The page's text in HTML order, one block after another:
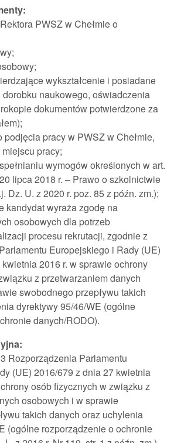
PWSZ w Chełmie o
wykształcenie i posiadane
naukowego, oświadczenia
dokumentów potwierdzone za
pracy w PWSZ w Chełmie,
pracy;
wymogów określonych w art.
lipca 2018 r. – Prawo o szkolnictwie
Dz. U. z 2020 r. poz. 85 z późn. zm.);
kandydat wyraża zgodę na
osobowych dla potrzeb
procesu rekrutacji, zgodnie z
Europejskiego i Rady (UE)
2016 r. w sprawie ochrony
z przetwarzaniem danych
swobodnego przepływu takich
dyrektywy 95/46/WE (ogólne
danych/RODO).
Rozporządzenia Parlamentu
(UE) 2016/679 z dnia 27 kwietnia
osób fizycznych w związku z
osobowych i w sprawie
takich danych oraz uchylenia
(ogólne rozporządzenie o ochronie